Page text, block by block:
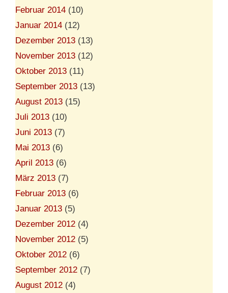
Februar 2014 (10)
Januar 2014 (12)
Dezember 2013 (13)
November 2013 (12)
Oktober 2013 (11)
September 2013 (13)
August 2013 (15)
Juli 2013 (10)
Juni 2013 (7)
Mai 2013 (6)
April 2013 (6)
März 2013 (7)
Februar 2013 (6)
Januar 2013 (5)
Dezember 2012 (4)
November 2012 (5)
Oktober 2012 (6)
September 2012 (7)
August 2012 (4)